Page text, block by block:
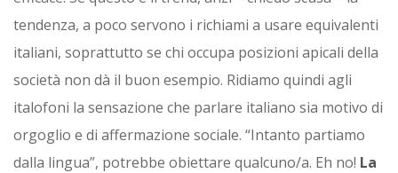
tendenza, a poco servono i richiami a usare equivalenti
italiani, soprattutto se chi occupa posizioni apicali della
società non dà il buon esempio. Ridiamo quindi agli
italofoni la sensazione che parlare italiano sia motivo di
orgoglio e di affermazione sociale. “Intanto partiamo
dalla lingua”, potrebbe obiettare qualcuno/a. Eh no! La